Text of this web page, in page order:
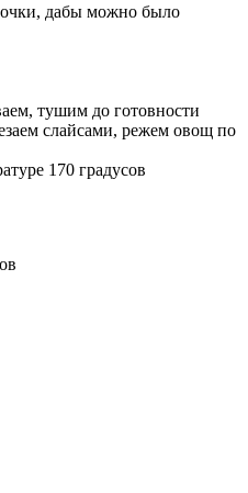
дабы можно было
тушим до готовности
слайсами, режем овощ по
170 градусов